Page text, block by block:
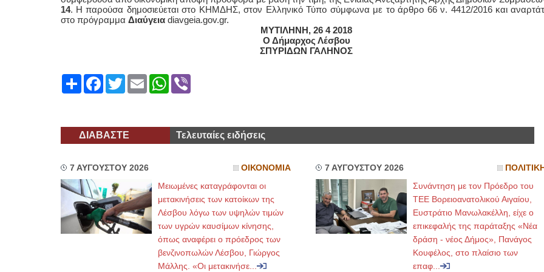
14. Η παρούσα δημοσιεύεται στο ΚΗΜΔΗΣ, στον Ελληνικό Τύπο σύμφωνα με το άρθρο 66 ν. 4412/2016 και
στο πρόγραμμα Διαύγειαdiavgeia.gov.gr.
ΜΥΤΙΛΗΝΗ, 26 4 2018
Ο Δήμαρχος Λέσβου
ΣΠΥΡΙΔΩΝ ΓΑΛΗΝΟΣ
ShareFacebook
TwitterEmailWhatsApp
Viber
ΔΙΑΒΑΣΤΕ Τελευταίες ειδήσεις
7 ΑΥΓΟΥΣΤΟΥ 2026 ΟΙΚΟΝΟΜΙΑ
Μειωμένες καταγράφονται οι
μετακινήσεις των κατοίκων της
Λέσβου λόγω των υψηλών τιμών
των υγρών καυσίμων κίνησης,
όπως αναφέρει ο πρόεδρος των
βενζινοπωλών Λέσβου, Γιώργος
Μάλλης. «Οι μετακινήσε...
7 ΑΥΓΟΥΣΤΟΥ 2026
Συνάντηση με τον Πρόεδρο του
ΤΕΕ Βορειοανατολικού Αιγαίου,
Ευστράτιο Μανωλακέλλη, είχε ο
επικεφαλής της παράταξης «Νέα
δράση - νέος Δήμος», Πανάγος
Κουφέλος, στο πλαίσιο των
επαφ...